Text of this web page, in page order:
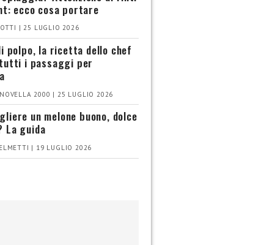
ecco cosa portare
| 25 LUGLIO 2026
polpo, la ricetta dello chef
i passaggi per
2000 | 25 LUGLIO 2026
un melone buono, dolce
La guida
| 19 LUGLIO 2026